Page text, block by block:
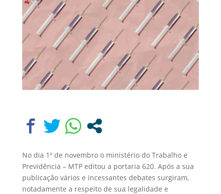
No dia 1º de novembro o ministério do Trabalho e
Previdência – MTP editou a portaria 620. Após a sua
publicação vários e incessantes debates surgiram,
notadamente a respeito de sua legalidade e